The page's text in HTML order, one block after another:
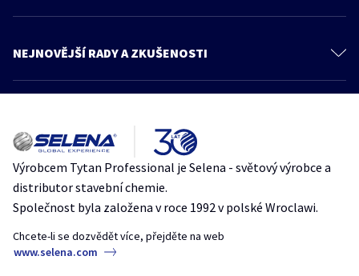
Všeobecné obchodní podmínky
Katalog
Zóna architekta
Pěnová lepidla
Zateplovací systémy
Stavební systémy
Obkladové systémy
Upevňovací systémy
NEJNOVĚJŠÍ RADY A ZKUŠENOSTI
Více článků
Plíseň polyuretanovapena spravnamontaz
7 chyb při práci s pěnovými lepidly – odborné rady od značky Tytan
Professional
penovelepidlo spravnamontaz
stavebnítipy
TytanProfessional
Výrobcem Tytan Professional je Selena - světový výrobce a
distributor stavební chemie.
Společnost byla založena v roce 1992 v polské Wroclawi.
Chcete-li se dozvědět více, přejděte na web
www.selena.com